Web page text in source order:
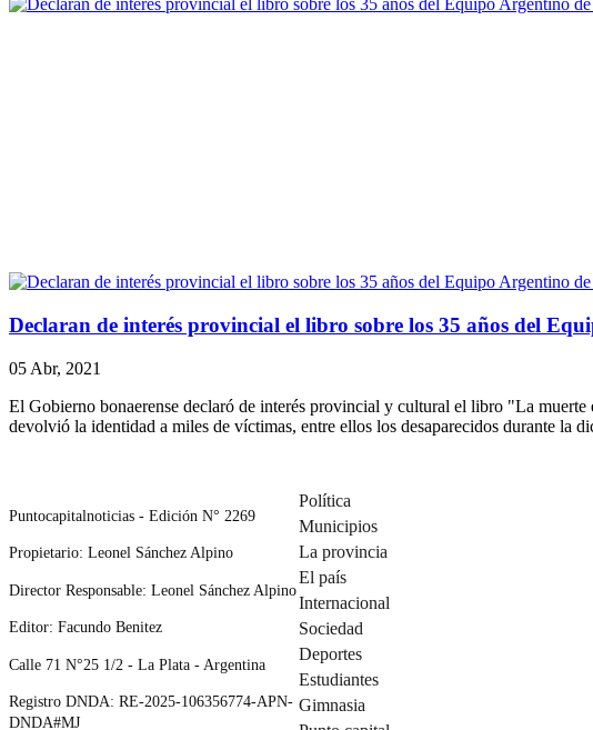
Declaran de interés provincial el libro sobre los 35 años del
05 Abr, 2021
El Gobierno bonaerense declaró de interés provincial y cultural el libro "La
devolvió la identidad a miles de víctimas, entre ellos los desaparecidos durante la
Puntocapitalnoticias - Edición N° 2269
Propietario: Leonel Sánchez Alpino
Director Responsable: Leonel Sánchez Alpino
Editor: Facundo Benitez
Calle 71 N°25 1/2 - La Plata - Argentina
Registro DNDA: RE-2025-106356774-APN-
DNDA#MJ
Política
Municipios
La provincia
El país
Internacional
Sociedad
Deportes
Estudiantes
Gimnasia